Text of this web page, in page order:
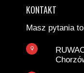
KONTAKT
Masz pytania